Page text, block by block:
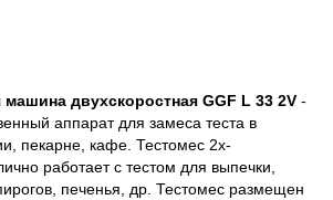
машина двухскоростная GGF L 33 2V -
аппарат для замеса теста в
пекарне, кафе. Тестомес 2х-
работает с тестом для выпечки,
печенья, др. Тестомес размещен